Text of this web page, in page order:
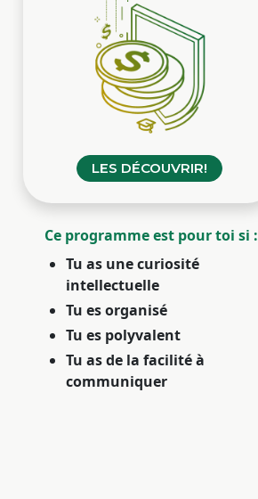
LES DÉCOUVRIR!
Ce programme est pour toi si :
Tu as une curiosité
intellectuelle
Tu es organisé
Tu es polyvalent
Tu as de la facilité à
communiquer